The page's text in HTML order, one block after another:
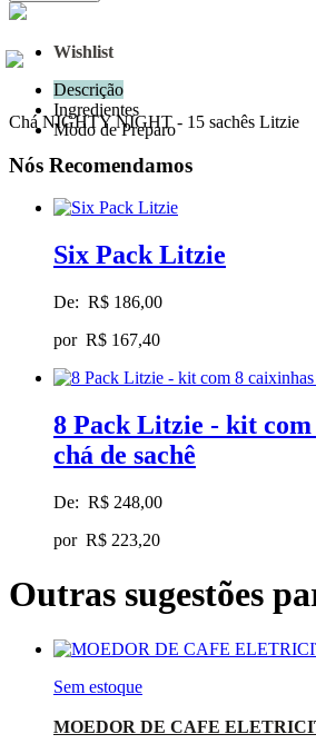
Wishlist
Descrição
Ingredientes
Modo de Preparo
Chá NIGHTY NIGHT - 15 sachês Litzie
Nós Recomendamos
Six Pack Litzie
De: R$ 186,00
por R$ 167,40
8 Pack Litzie - kit com
chá de sachê
De: R$ 248,00
por R$ 223,20
Outras sugestões
Sem estoque
MOEDOR DE CAFE